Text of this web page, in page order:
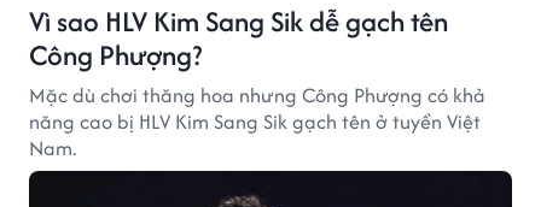
Vì sao HLV Kim Sang Sik dễ gạch tên
Công Phượng?
Mặc dù chơi thăng hoa nhưng Công Phượng có khả
năng cao bị HLV Kim Sang Sik gạch tên ở tuyển Việt
Nam.